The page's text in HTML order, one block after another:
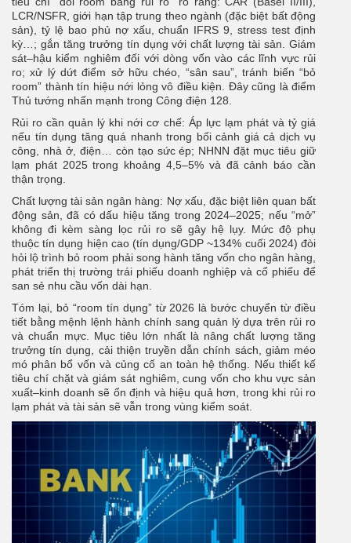
LCR/NSFR, giới hạn tập trung theo ngành (đặc biệt bất động
sản), tỷ lệ bao phủ nợ xấu, chuẩn IFRS 9, stress test định
kỳ…; gắn tăng trưởng tín dụng với chất lượng tài sản. Giám
sát–hậu kiểm nghiêm đối với dòng vốn vào các lĩnh vực rủi
ro; xử lý dứt điểm sở hữu chéo, “sân sau”, tránh biến “bỏ
room” thành tín hiệu nới lỏng vô điều kiện. Đây cũng là điểm
Thủ tướng nhấn mạnh trong Công điện 128.
Rủi ro cần quản lý khi nới cơ chế: Áp lực lạm phát và tỷ giá
nếu tín dụng tăng quá nhanh trong bối cảnh giá cả dịch vụ
công, nhà ở, điện… còn tạo sức ép; NHNN đặt mục tiêu giữ
lạm phát 2025 trong khoảng 4,5–5% và đã cảnh báo cần
thận trọng.
Chất lượng tài sản ngân hàng: Nợ xấu, đặc biệt liên quan bất
động sản, đã có dấu hiệu tăng trong 2024–2025; nếu “mở”
không đi kèm sàng lọc rủi ro sẽ gây hệ lụy. Mức độ phụ
thuộc tín dụng hiện cao (tín dụng/GDP ~134% cuối 2024) đòi
hỏi lộ trình bỏ room phải song hành tăng vốn cho ngân hàng,
phát triển thị trường trái phiếu doanh nghiệp và cổ phiếu để
san sẻ nhu cầu vốn dài hạn.
Tóm lại, bỏ “room tín dụng” từ 2026 là bước chuyển từ điều
tiết bằng mệnh lệnh hành chính sang quản lý dựa trên rủi ro
và chuẩn mực. Mục tiêu lớn nhất là nâng chất lượng tăng
trưởng tín dụng, cải thiện truyền dẫn chính sách, giảm méo
mó phân bổ vốn và củng cố an toàn hệ thống. Nếu thiết kế
tiêu chí chặt và giám sát nghiêm, cung vốn cho khu vực sản
xuất–kinh doanh sẽ ổn định và hiệu quả hơn, trong khi rủi ro
lạm phát và tài sản sẽ vẫn trong vùng kiểm soát.